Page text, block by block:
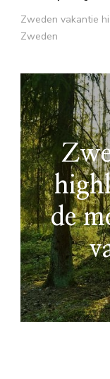
Zweden vakantie
Zweden
de